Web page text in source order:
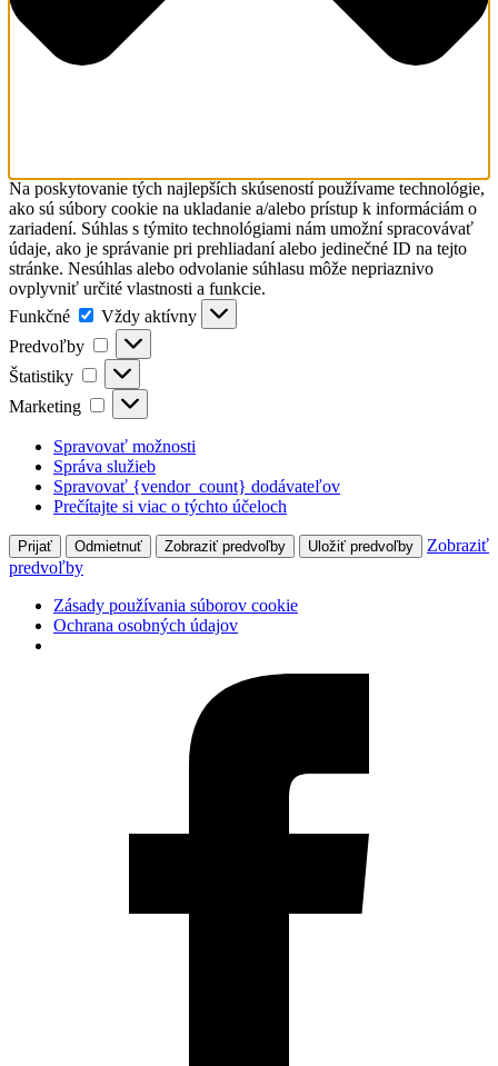
Na poskytovanie tých najlepších skúseností používame technológie,
ako sú súbory cookie na ukladanie a/alebo prístup k informáciám o
zariadení. Súhlas s týmito technológiami nám umožní spracovávať
údaje, ako je správanie pri prehliadaní alebo jedinečné ID na tejto
stránke. Nesúhlas alebo odvolanie súhlasu môže nepriaznivo
ovplyvniť určité vlastnosti a funkcie.
Funkčné
Funkčné
Vždy aktívny
Predvoľby
Predvoľby
Štatistiky Štatistiky
Marketing Marketing
Spravovať možnosti
Správa služieb
Spravovať {vendor_count} dodávateľov
Prečítajte si viac o týchto účeloch
Prijať Odmietnuť Zobraziť predvoľby Uložiť predvoľby
Zobraziť
predvoľby
Zásady používania súborov cookie
Ochrana osobných údajov